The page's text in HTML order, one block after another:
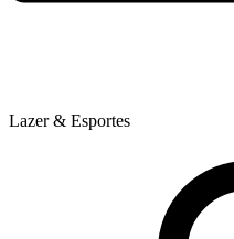
Lazer & Esportes